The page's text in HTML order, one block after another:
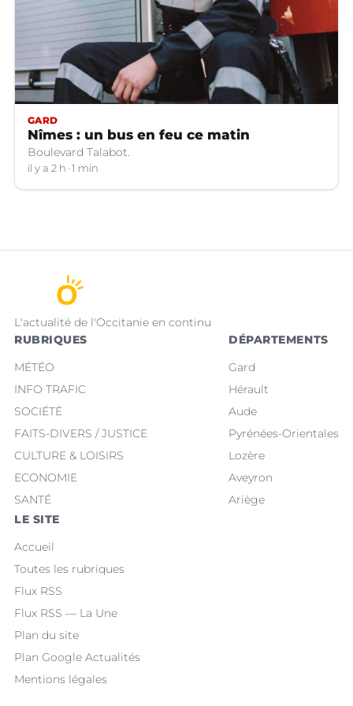
GARD
Nîmes : un bus en feu ce matin
Boulevard Talabot.
il y a 2 h 1 min
L'actualité de l'Occitanie en continu
RUBRIQUES
MÉTÉO
INFO TRAFIC
SOCIÉTÉ
FAITS-DIVERS / JUSTICE
CULTURE & LOISIRS
ECONOMIE
SANTÉ
DÉPARTEMENTS
Gard
Hérault
Aude
Pyrénées-Orientales
Lozère
Aveyron
Ariège
LE SITE
Accueil
Toutes les rubriques
Flux RSS
Flux RSS — La Une
Plan du site
Plan Google Actualités
Mentions légales